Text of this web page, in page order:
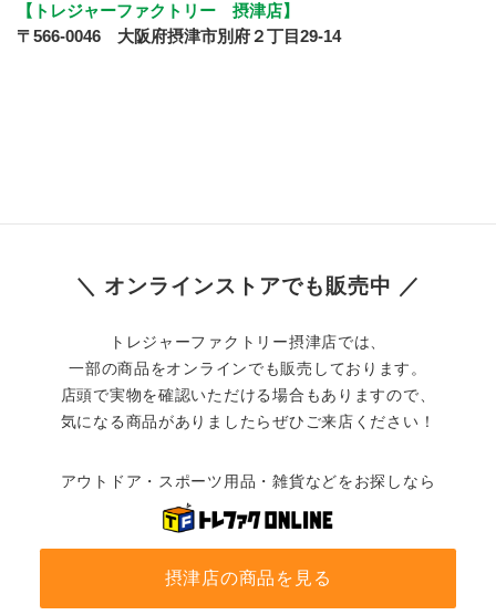
【トレジャーファクトリー　摂津店】
〒566-0046　大阪府摂津市別府２丁目29-14
＼ オンラインストアでも販売中 ／
トレジャーファクトリー摂津店では、
一部の商品をオンラインでも販売しております。
店頭で実物を確認いただける場合もありますので、
気になる商品がありましたらぜひご来店ください！
アウトドア・スポーツ用品・雑貨などをお探しなら
摂津店の商品を見る